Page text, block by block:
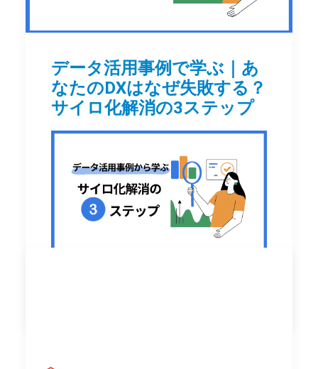
データ活用事例で学ぶ｜あ
なたのDXはなぜ失敗する？
サイロ化解消の3ステップ